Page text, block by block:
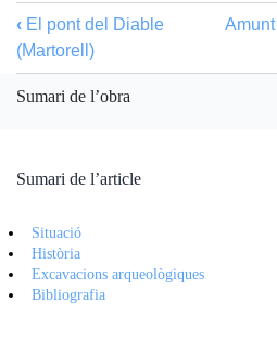
‹ El pont del Diable
(Martorell)
Amunt
Sumari de l’obra
Sumari de l’article
Situació
Història
Excavacions arqueològiques
Bibliografia